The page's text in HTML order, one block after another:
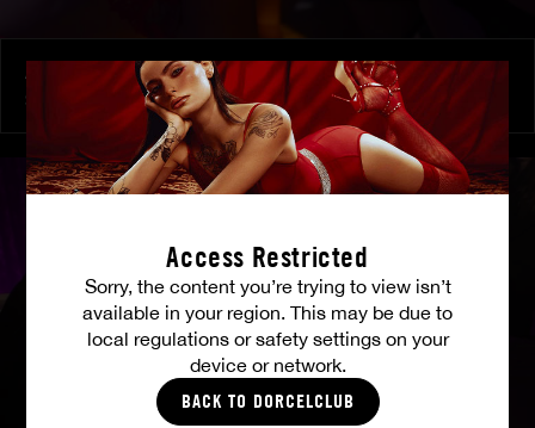
Access Restricted
Sorry, the content you’re trying to view isn’t
available in your region. This may be due to
local regulations or safety settings on your
device or network.
BACK TO DORCELCLUB
À ses ordres